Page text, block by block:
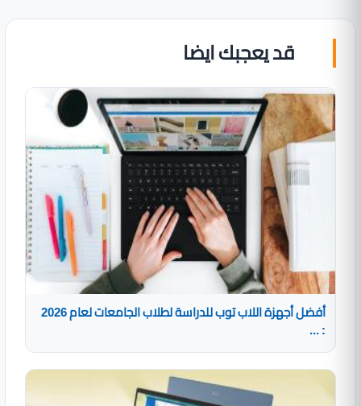
قد يعجبك ايضا
أفضل أجهزة اللاب توب للدراسة لطلاب الجامعات لعام 2026
: ...